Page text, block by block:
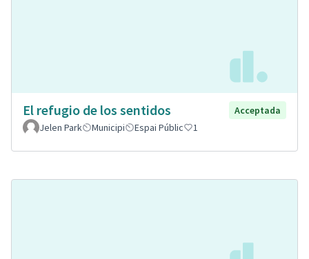
El refugio de los sentidos
Acceptada
Jelen Park
Municipi Espai Públic 1